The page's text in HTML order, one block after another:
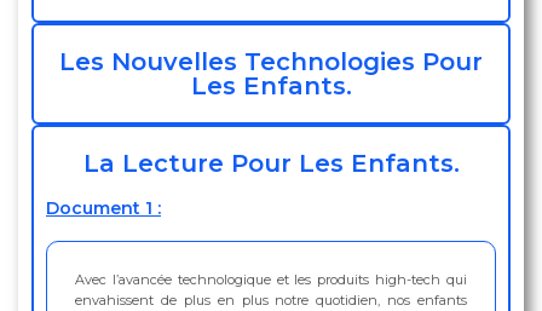
Les Nouvelles Technologies Pour
Les Enfants.
La Lecture Pour Les Enfants.
Document 1 :
Avec l’avancée technologique et les produits high-tech qui
envahissent de plus en plus notre quotidien, nos enfants